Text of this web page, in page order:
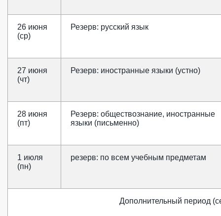
26 июня
(ср)
Резерв: русский язык
27 июня
(чт)
Резерв: иностранные языки (устно)
28 июня
(пт)
Резерв: обществознание, иностранные
языки (письменно)
1 июля
(пн)
резерв: по всем учебным предметам
Дополнительный период